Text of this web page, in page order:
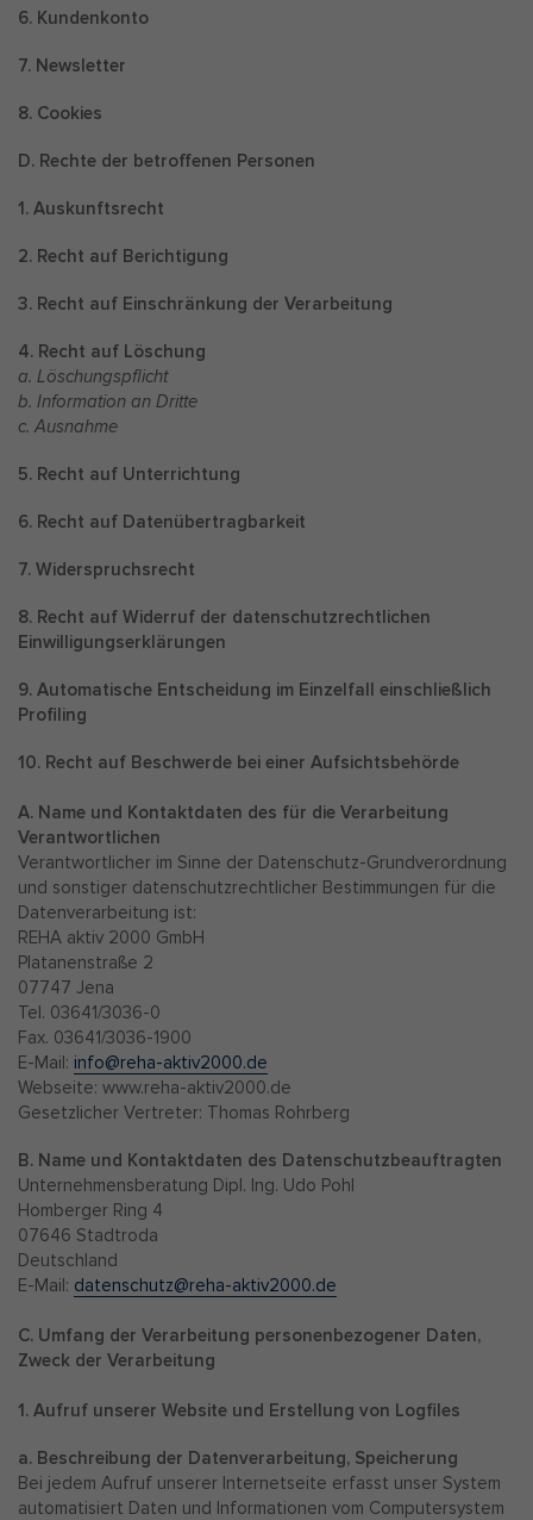
6. Kundenkonto
7. Newsletter
8. Cookies
D. Rechte der betroffenen Personen
1. Auskunftsrecht
2. Recht auf Berichtigung
3. Recht auf Einschränkung der Verarbeitung
4. Recht auf Löschung
a. Löschungspflicht
b. Information an Dritte
c. Ausnahme
5. Recht auf Unterrichtung
6. Recht auf Datenübertragbarkeit
7. Widerspruchsrecht
8. Recht auf Widerruf der datenschutzrechtlichen
Einwilligungserklärungen
9. Automatische Entscheidung im Einzelfall einschließlich
Profiling
10. Recht auf Beschwerde bei einer Aufsichtsbehörde
A. Name und Kontaktdaten des für die Verarbeitung
Verantwortlichen
Verantwortlicher im Sinne der Datenschutz-Grundverordnung
und sonstiger datenschutzrechtlicher Bestimmungen für die
Datenverarbeitung ist:
REHA aktiv 2000 GmbH
Platanenstraße 2
07747 Jena
Tel. 03641/3036-0
Fax. 03641/3036-1900
E-Mail: info@reha-aktiv2000.de
Webseite: www.reha-aktiv2000.de
Gesetzlicher Vertreter: Thomas Rohrberg
B. Name und Kontaktdaten des Datenschutzbeauftragten
Unternehmensberatung Dipl. Ing. Udo Pohl
Homberger Ring 4
07646 Stadtroda
Deutschland
E-Mail: datenschutz@reha-aktiv2000.de
C. Umfang der Verarbeitung personenbezogener Daten,
Zweck der Verarbeitung
1. Aufruf unserer Website und Erstellung von Logfiles
a. Beschreibung der Datenverarbeitung, Speicherung
Bei jedem Aufruf unserer Internetseite erfasst unser System
automatisiert Daten und Informationen vom Computersystem